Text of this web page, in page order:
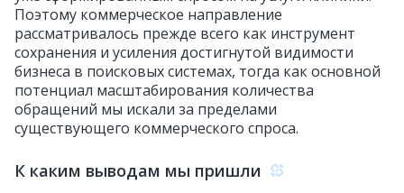
Поэтому коммерческое направление
рассматривалось прежде всего как инструмент
сохранения и усиления достигнутой видимости
бизнеса в поисковых системах, тогда как основной
потенциал масштабирования количества
обращений мы искали за пределами
существующего коммерческого спроса.
К каким выводам мы пришли